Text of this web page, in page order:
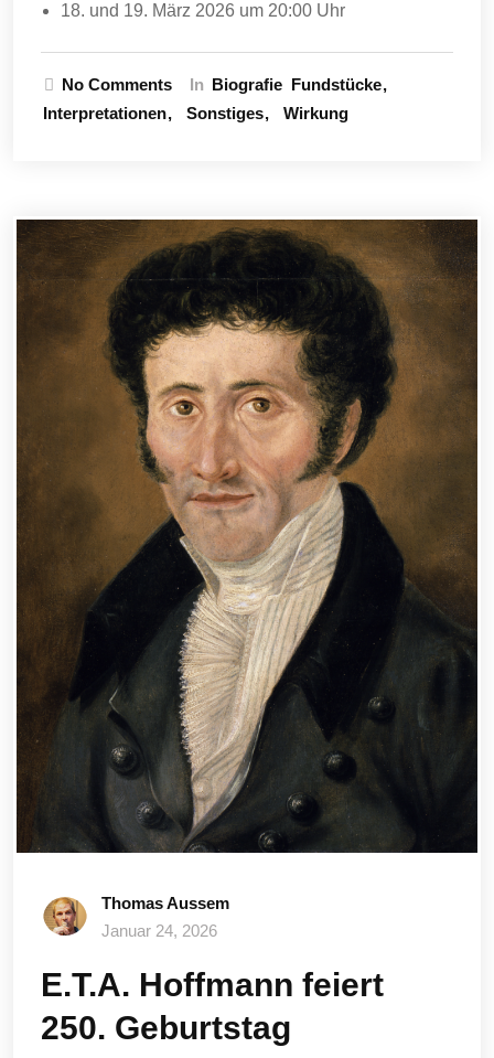
18. und 19. März 2026 um 20:00 Uhr
No Comments In Biografie
Fundstücke
Interpretationen
Sonstiges Wirkung
Thomas Aussem
Januar 24, 2026
E.T.A. Hoffmann feiert
250. Geburtstag